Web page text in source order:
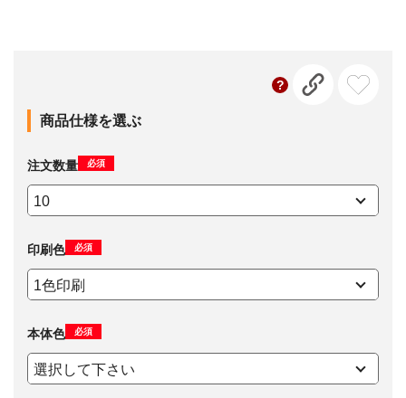
商品仕様を選ぶ
注文数量 必須
印刷色 必須
本体色 必須